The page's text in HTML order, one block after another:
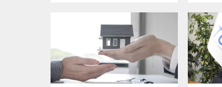
çekiminin canlı olarak yapıldığı
salonlarda izleyebilecek. Dileyen
ise www.toki.tv adresinden
yada TOKİ’nin resmi YouTube
hesabından izleyebilecek. Kurayı
izlemek için tıklayın:
https://www.youtube.com/@TokiKurumsal
üzere
çekimi
yapılan
Çevre
Konut
Projesi...